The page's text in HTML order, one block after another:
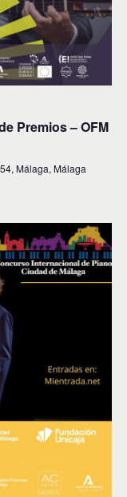
Premios – OFM
Málaga, Málaga